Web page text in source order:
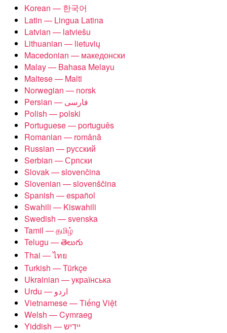
Korean — 한국어
Latin — Lingua Latina
Latvian — latviešu
Lithuanian — lietuvių
Macedonian — македонски
Malay — Bahasa Melayu
Maltese — Malti
Norwegian — norsk
Polish — polski
Portuguese — português
Romanian — română
Russian — русский
Serbian — Српски
Slovak — slovenčina
Slovenian — slovenščina
Spanish — español
Swahili — Kiswahili
Swedish — svenska
Tamil — தமிழ்
Telugu — తెలుగు
Thai — ไทย
Turkish — Türkçe
Ukrainian — українська
Vietnamese — Tiếng Việt
Welsh — Cymraeg
Yiddish — יידיש